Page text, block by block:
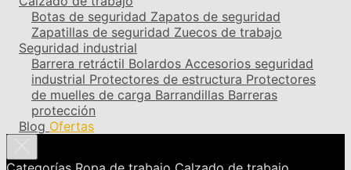
Botas de seguridad Zapatos de seguridad
Zapatillas de seguridad Zuecos de trabajo
Seguridad industrial
Barrera retráctil Bolardos Accesorios seguridad
industrial Protectores de estructura Protectores
de muelles de carga Barrandillas Barreras
protección
Blog Ofertas